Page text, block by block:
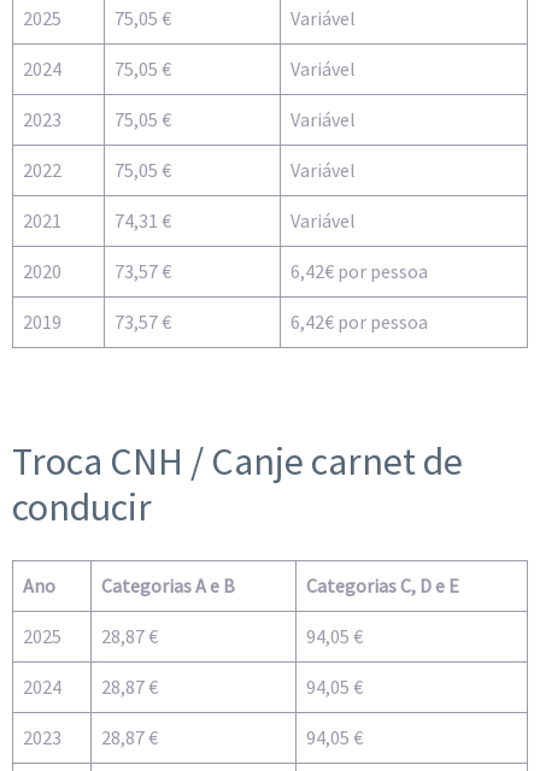
2025 75,05 € Variável
2024 75,05 € Variável
2023 75,05 € Variável
2022 75,05 € Variável
2021 74,31 € Variável
2020 73,57 € 6,42€ por pessoa
2019 73,57 € 6,42€ por pessoa
Troca CNH / Canje carnet de
conducir
Ano Categorias A e B Categorias C, D e E
2025 28,87 € 94,05 €
2024 28,87 € 94,05 €
2023 28,87 € 94,05 €